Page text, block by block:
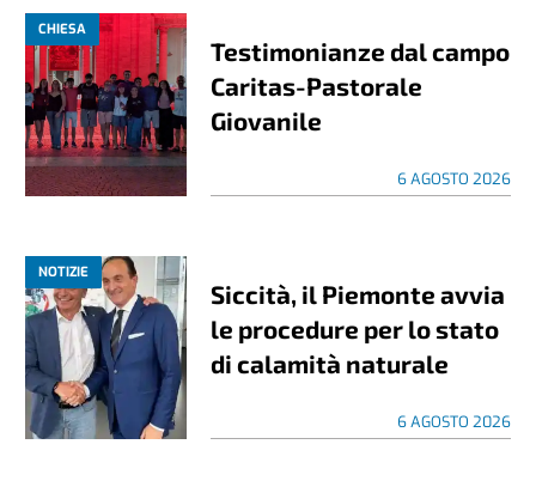
CHIESA
Testimonianze dal campo
Caritas-Pastorale
Giovanile
6 AGOSTO 2026
NOTIZIE
Siccità, il Piemonte avvia
le procedure per lo stato
di calamità naturale
6 AGOSTO 2026